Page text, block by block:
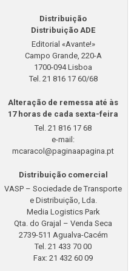
Distribuição
Distribuição ADE
Editorial «Avante!»
Campo Grande, 220-A
1700-094 Lisboa
Tel. 21 816 17 60/68
Alteração de remessa até às
17 horas de cada sexta-feira
Tel. 21 816 17 68
e-mail:
mcaracol@paginaapagina.pt
Distribuição comercial
VASP – Sociedade de Transporte
e Distribuição, Lda.
Media Logistics Park
Qta. do Grajal – Venda Seca
2739-511 Agualva-Cacém
Tel. 21 433 70 00
Fax: 21 432 60 09